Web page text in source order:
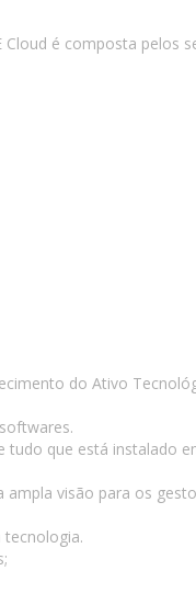
Cloud é composta pelos
do Ativo
tudo que está instalado
visão para os